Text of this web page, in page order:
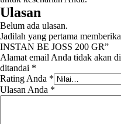
Ulasan
Belum ada ulasan.
Jadilah yang pertama
INSTAN BE JOSS 200 GR”
Alamat email Anda tidak akan
ditandai *
Rating Anda *
Ulasan Anda *